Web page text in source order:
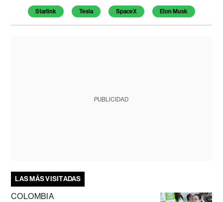
Starlink Tesla SpaceX Elon Musk
PUBLICIDAD
LAS MÁS VISITADAS
COLOMBIA